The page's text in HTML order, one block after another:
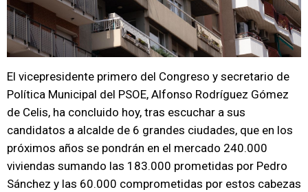
El vicepresidente primero del Congreso y secretario de
Política Municipal del PSOE, Alfonso Rodríguez Gómez
de Celis, ha concluido hoy, tras escuchar a sus
candidatos a alcalde de 6 grandes ciudades, que en los
próximos años se pondrán en el mercado 240.000
viviendas sumando las 183.000 prometidas por Pedro
Sánchez y las 60.000 comprometidas por estos cabezas